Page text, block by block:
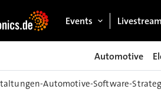
Events
Automotive
Automotive-Software-